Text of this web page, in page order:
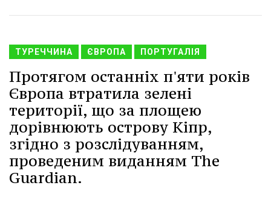
ТУРЕЧЧИНА ЄВРОПА ПОРТУГАЛІЯ
Протягом останніх п'яти років
Європа втратила зелені
території, що за площею
дорівнюють острову Кіпр,
згідно з розслідуванням,
проведеним виданням The
Guardian.